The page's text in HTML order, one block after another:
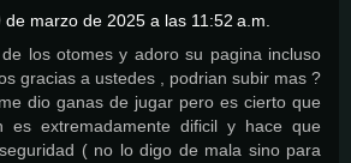
de marzo de 2025 a las 11:52 a.m.
los otomes y adoro su pagina incluso
gracias a ustedes , podrian subir mas ?
dio ganas de jugar pero es cierto que
es extremadamente dificil y hace que
( no lo digo de mala sino para